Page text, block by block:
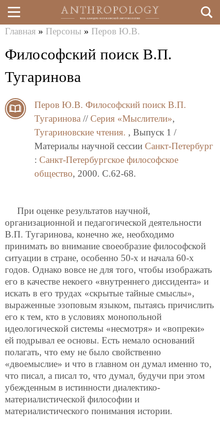
Перейти
к
здесь
Главная » Персоны » Перов Ю.В.
Философский поиск В.П.
Тугаринова
Перов Ю.В. Философский поиск В.П.
Тугаринова // Серия «Мыслители»,
Тугариновские чтения. , Выпуск 1 /
Материалы научной сессии Санкт-Петербург
: Санкт-Петербургское философское
общество, 2000. C.62-68.
При оценке результатов научной,
организационной и педагогической деятельности
В.П. Тугаринова, конечно же, необходимо
принимать во внимание своеобразие философской
ситуации в стране, особенно 50-х и начала 60-х
годов. Однако вовсе не для того, чтобы изображать
его в качестве некоего «внутреннего диссидента» и
искать в его трудах «скрытые тайные смыслы»,
выраженные эзоповым языком, пытаясь причислить
его к тем, кто в условиях монопольной
идеологической системы «несмотря» и «вопреки»
ей подрывал ее основы. Есть немало оснований
полагать, что ему не было свойственно
«двоемыслие» и что в главном он думал именно то,
что писал, а писал то, что думал, будучи при этом
убежденным в истинности диалектико-
материалистической философии и
материалистического понимания истории.